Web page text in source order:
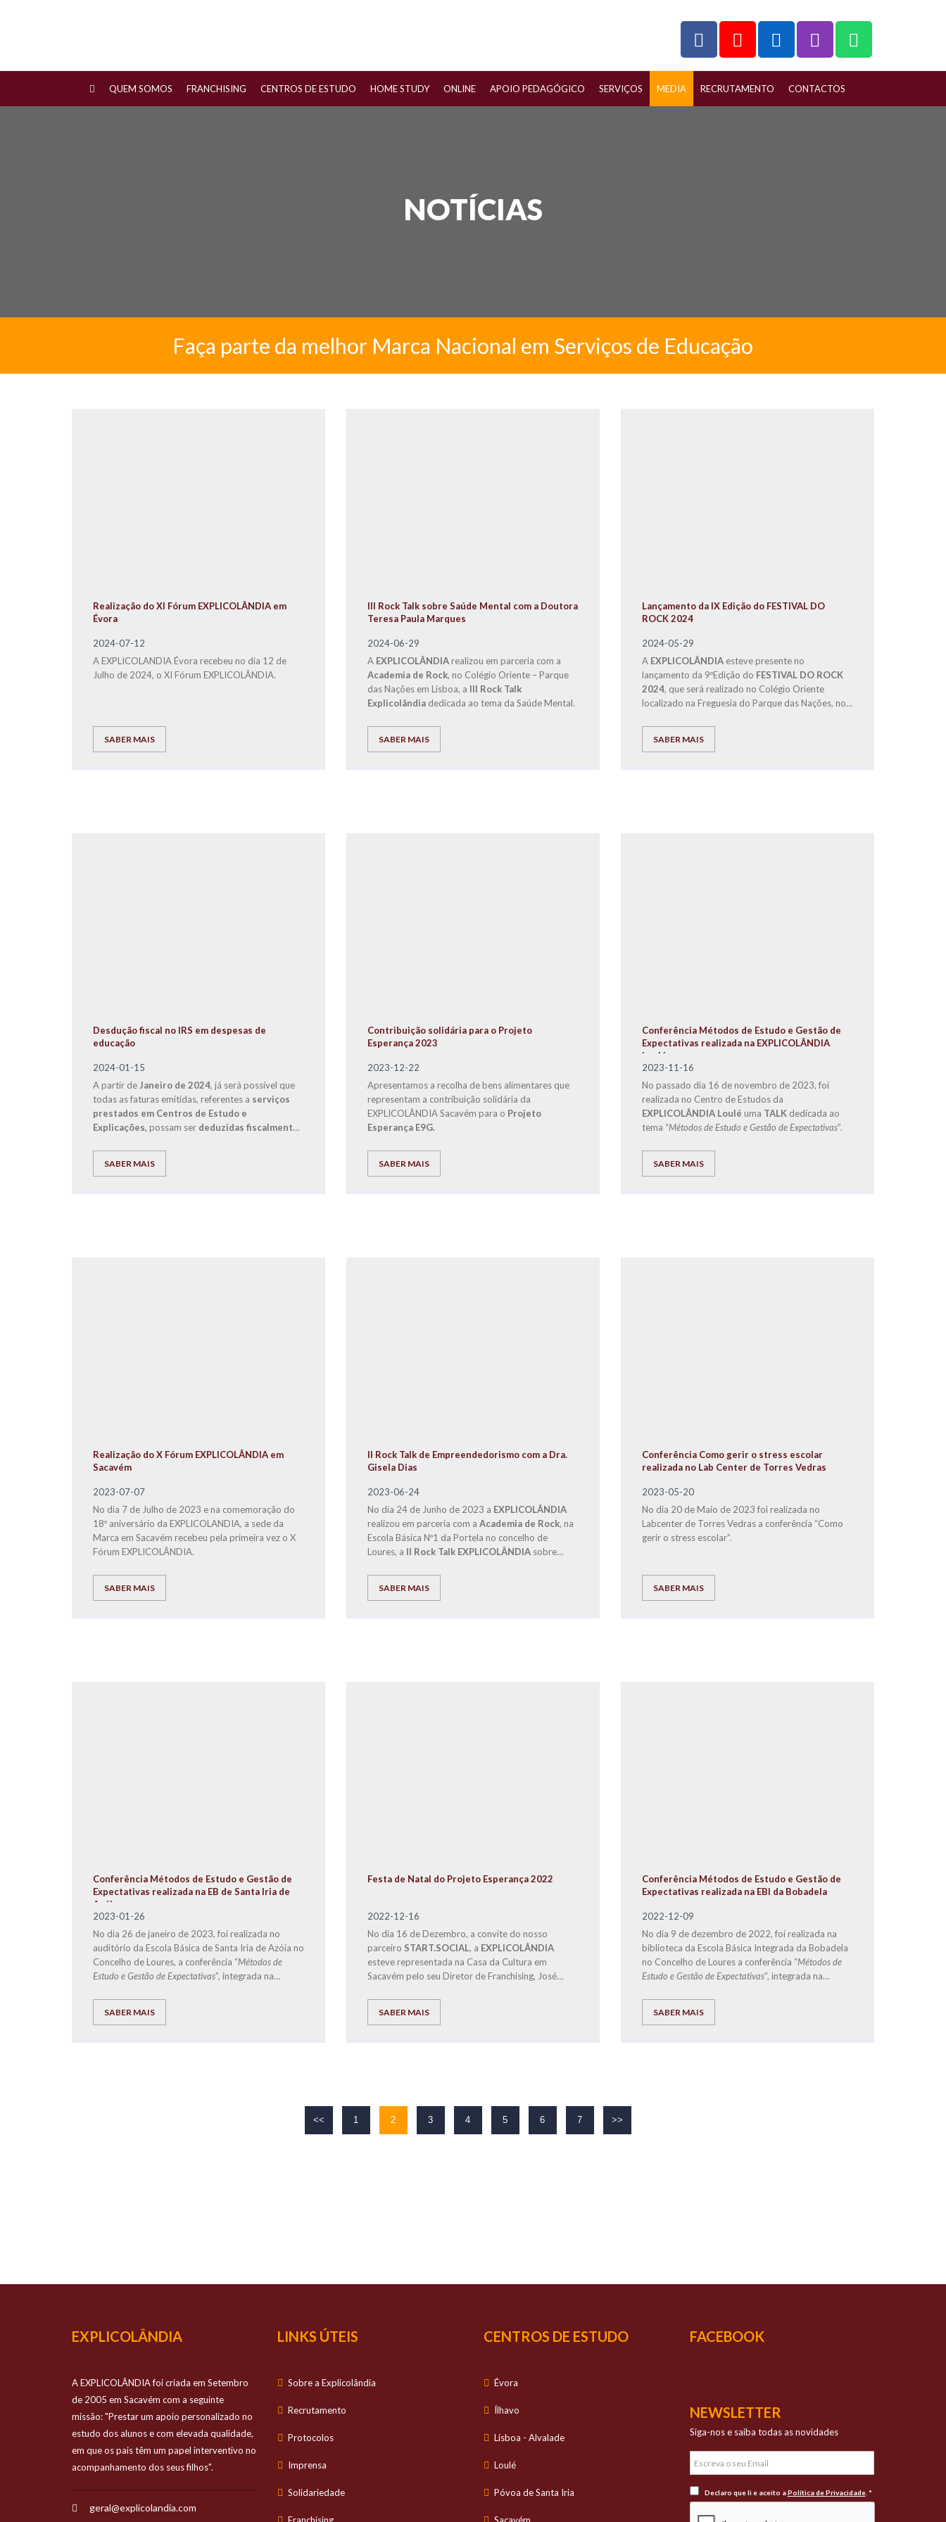
QUEM SOMOS FRANCHISING CENTROS DE ESTUDO HOME STUDY ONLINE APOIO PEDAGÓGICO SERVIÇOS MEDIA RECRUTAMENTO CONTACTOS
NOTÍCIAS
Faça parte da melhor Marca Nacional em Serviços de Educação
Realização do XI Fórum EXPLICOLÂNDIA em
Évora
2024-07-12
A EXPLICOLANDIA Évora recebeu no dia 12 de
Julho de 2024, o XI Fórum EXPLICOLÂNDIA.
SABER MAIS
III Rock Talk sobre Saúde Mental com a Doutora
Teresa Paula Marques
2024-06-29
A EXPLICOLÂNDIArealizou em parceria com a
Academia de Rock, no Colégio Oriente – Parque
das Nações em Lisboa, a III Rock Talk
Explicolândia dedicada ao tema da Saúde Mental.
SABER MAIS
Lançamento da IX Edição do FESTIVAL DO
ROCK 2024
2024-05-29
A EXPLICOLÂNDIA esteve presente no
lançamento da 9ºEdição do FESTIVAL DO ROCK
2024, que será realizado no Colégio Oriente
localizado na Freguesia do Parque das Nações, nos
SABER MAIS
Desdução fiscal no IRS em despesas de
educação
2024-01-15
A partir de Janeiro de 2024, já será possível que
todas as faturas emitidas, referentes a serviços
prestados em Centros de Estudo e
Explicações, possam ser deduzidas fiscalmente
o Orçamento de Estado de 2024.
SABER MAIS
Contribuição solidária para o Projeto
Esperança 2023
2023-12-22
Apresentamos a recolha de bens alimentares que
representam a contribuição solidária da
EXPLICOLÂNDIA Sacavém para o Projeto
Esperança E9G.
SABER MAIS
Conferência Métodos de Estudo e Gestão de
Expectativas realizada na EXPLICOLÂNDIA
Loulé
2023-11-16
No passado dia 16 de novembro de 2023, foi
realizada no Centro de Estudos da
EXPLICOLÂNDIA Loulé uma TALK dedicada ao
tema “Métodos de Estudo e Gestão de Expectativas”.
SABER MAIS
Realização do X Fórum EXPLICOLÂNDIA em
Sacavém
2023-07-07
No dia 7 de Julho de 2023 e na comemoração do
18º aniversário da EXPLICOLANDIA, a sede da
Marca em Sacavém recebeu pela primeira vez o X
Fórum EXPLICOLÂNDIA.
SABER MAIS
II Rock Talk de Empreendedorismo com a Dra.
Gisela Dias
2023-06-24
No dia 24 de Junho de 2023 a EXPLICOLÂNDIA
realizou em parceria com a Academia de Rock, na
Escola Básica Nº1 da Portela no concelho de
Loures, a II Rock Talk EXPLICOLÂNDIA sobre
Gisela Dias.
SABER MAIS
Conferência Como gerir o stress escolar
realizada no Lab Center de Torres Vedras
2023-05-20
No dia 20 de Maio de 2023 foi realizada no
Labcenter de Torres Vedras a conferência “Como
gerir o stress escolar”.
SABER MAIS
Conferência Métodos de Estudo e Gestão de
Expectativas realizada na EB de Santa Iria de
Azóia
2023-01-26
No dia 26 de janeiro de 2023, foi realizada no
auditório da Escola Básica de Santa Iria de Azóia no
Concelho de Loures, a conferência “Métodos de
Estudo e Gestão de Expectativas”, integrada na
teve como orador convidado o Diretor de
SABER MAIS
Festa de Natal do Projeto Esperança 2022
2022-12-16
No dia 16 de Dezembro, a convite do nosso
parceiro START.SOCIAL, a EXPLICOLÂNDIA
esteve representada na Casa da Cultura em
Sacavém pelo seu Diretor de Franchising, José
carenciadas, dos bens alimentares distribuídos em
SABER MAIS
Conferência Métodos de Estudo e Gestão de
Expectativas realizada na EBI da Bobadela
2022-12-09
No dia 9 de dezembro de 2022, foi realizada na
biblioteca da Escola Básica Integrada da Bobadela
no Concelho de Loures a conferência “Métodos de
Estudo e Gestão de Expectativas”, integrada na
que teve como orador convidado o Diretor de
SABER MAIS
<< 1 2 3 4 5 6 7 >>
EXPLICOLÂNDIA
A EXPLICOLÂNDIA foi criada em Setembro
de 2005 em Sacavém com a seguinte
missão: "Prestar um apoio personalizado no
estudo dos alunos e com elevada qualidade,
em que os pais têm um papel interventivo no
acompanhamento dos seus filhos".
geral@explicolandia.com
LINKS ÚTEIS
Sobre a Explicolândia
Recrutamento
Protocolos
Imprensa
Solidariedade
CENTROS DE ESTUDO
Évora
Ílhavo
Lisboa - Alvalade
Loulé
Póvoa de Santa Iria
FACEBOOK
NEWSLETTER
Siga-nos e saiba todas as novidades
Declaro que li e aceito aPolítica de Privacidade. *